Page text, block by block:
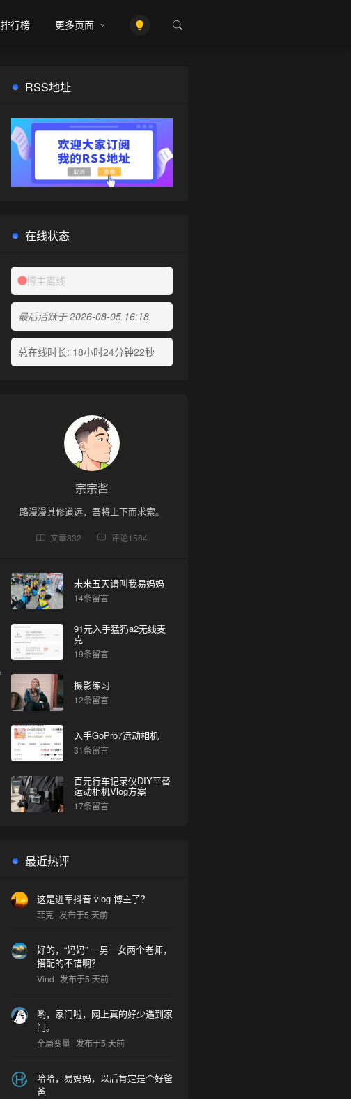
排行榜 更多页面
RSS地址
在线状态
博主离线
最后活跃于 2026-08-05 16:18
总在线时长: 18小时24分钟22秒
宗宗酱
路漫漫其修道远，吾将上下而求索。
文章832 评论1564
未来五天请叫我易妈妈
14条留言
91元入手猛犸a2无线麦
克
19条留言
摄影练习
12条留言
入手GoPro7运动相机
31条留言
百元行车记录仪DIY平替
运动相机Vlog方案
17条留言
最近热评
这是进军抖音 vlog 博主了？
菲克 发布于5 天前
好的，“妈妈” 一男一女两个老师，
搭配的不错啊？
Vind 发布于5 天前
哟，家门啦，网上真的好少遇到家
门。
全局变量 发布于5 天前
哈哈，易妈妈，以后肯定是个好爸
爸